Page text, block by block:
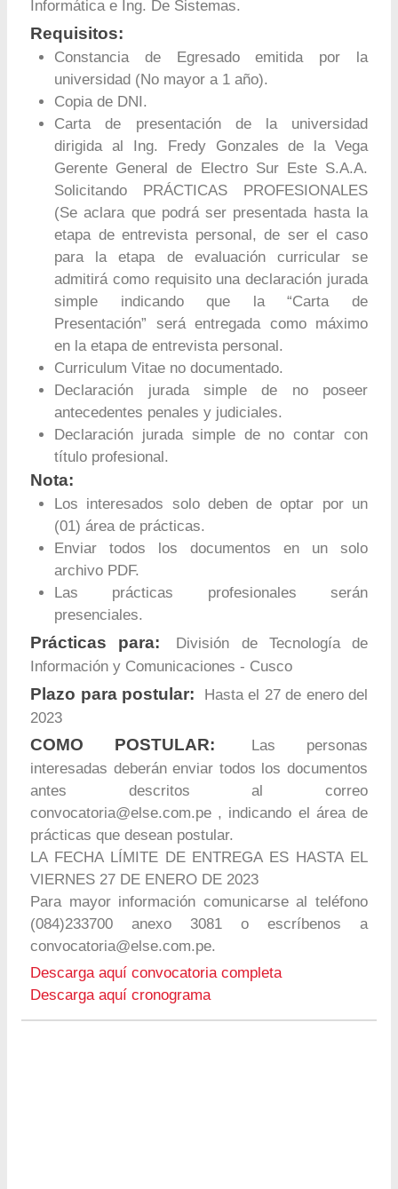
Informática e Ing. De Sistemas.
Requisitos:
Constancia de Egresado emitida por la
universidad (No mayor a 1 año).
Copia de DNI.
Carta de presentación de la universidad
dirigida al Ing. Fredy Gonzales de la Vega
Gerente General de Electro Sur Este S.A.A.
Solicitando PRÁCTICAS PROFESIONALES
(Se aclara que podrá ser presentada hasta la
etapa de entrevista personal, de ser el caso
para la etapa de evaluación curricular se
admitirá como requisito una declaración jurada
simple indicando que la “Carta de
Presentación” será entregada como máximo
en la etapa de entrevista personal.
Curriculum Vitae no documentado.
Declaración jurada simple de no poseer
antecedentes penales y judiciales.
Declaración jurada simple de no contar con
título profesional.
Nota:
Los interesados solo deben de optar por un
(01) área de prácticas.
Enviar todos los documentos en un solo
archivo PDF.
Las prácticas profesionales serán
presenciales.
Prácticas para:
División de Tecnología de
Información y Comunicaciones - Cusco
Plazo para postular:
Hasta el 27 de enero del
2023
COMO POSTULAR:
Las personas
interesadas deberán enviar todos los documentos
antes descritos al correo
convocatoria@else.com.pe , indicando el área de
prácticas que desean postular.
LA FECHA LÍMITE DE ENTREGA ES HASTA EL
VIERNES 27 DE ENERO DE 2023
Para mayor información comunicarse al teléfono
(084)233700 anexo 3081 o escríbenos a
convocatoria@else.com.pe.
Descarga aquí convocatoria completa
Descarga aquí cronograma